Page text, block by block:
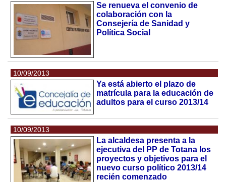
Se renueva el convenio de
colaboración con la
Consejería de Sanidad y
Política Social
10/09/2013
Ya está abierto el plazo de
matrícula para la educación de
adultos para el curso 2013/14
10/09/2013
La alcaldesa presenta a la
ejecutiva del PP de Totana los
proyectos y objetivos para el
nuevo curso político 2013/14
recién comenzado